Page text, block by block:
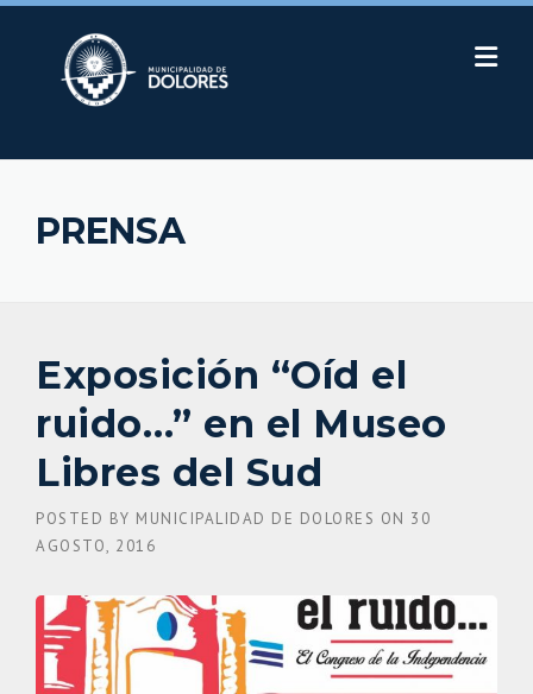
Skip
PRENSA
Exposición “Oíd el
ruido…” en el Museo
Libres del Sud
POSTED BY MUNICIPALIDAD DE DOLORES ON 30
AGOSTO, 2016